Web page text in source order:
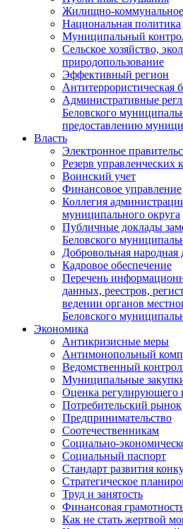
Жилищно-коммунальное
Национальная политика
Муниципальный
Сельское хозяйство,
природопользование
Эффективный регион
Антитеррористическая
Административные
Беловского
предоставлению
Власть
Электронное
Резерв управленческих
Воинский учет
Финансовое управление
Коллегия
муниципального округа
Публичные доклады
Беловского
Добровольная народная
Кадровое обеспечение
Перечень
данных, реестров,
ведении органов
Беловского
Экономика
Антикризисные меры
Антимонопольный
Ведомственный
Муниципальные
Оценка регулирующего
Потребительский рынок
Предпринимательство
Соотечественникам
Социально-
Социальный паспорт
Стандарт развития
Стратегическое
Труд и занятость
Финансовая
Как не стать жертвой